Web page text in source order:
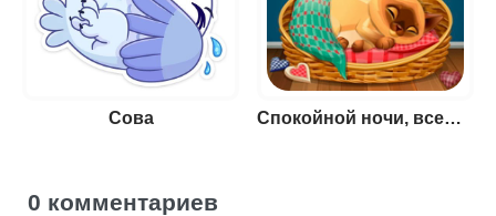
Сова Спокойной ночи, всем пока!
0 комментариев